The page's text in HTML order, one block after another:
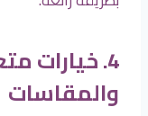
4. خيارات
والمقاسات